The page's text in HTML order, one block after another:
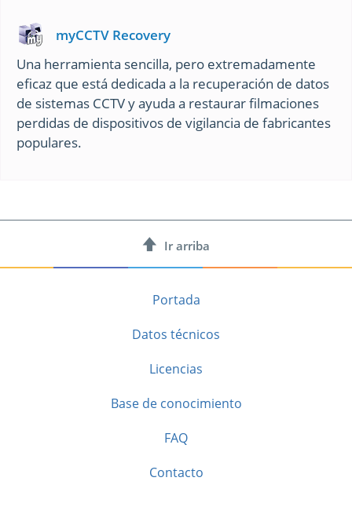
myCCTV Recovery
Una herramienta sencilla, pero extremadamente
eficaz que está dedicada a la recuperación de datos
de sistemas CCTV y ayuda a restaurar filmaciones
perdidas de dispositivos de vigilancia de fabricantes
populares.
Ir arriba
Portada
Datos técnicos
Licencias
Base de conocimiento
FAQ
Contacto